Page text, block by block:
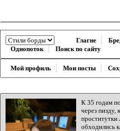
Глагне
Однопоток
Поиск по сайту
Мой профиль Мои посты
К 35 годам
через пизду,
обходились